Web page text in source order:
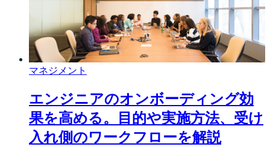
マネジメント
エンジニアのオンボーディング効
果を高める。目的や実施方法、受け
入れ側のワークフローを解説